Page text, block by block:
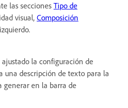
las secciones Tipo de
visual, Composición
.
ajustado la configuración de
una descripción de texto para la
generar en la barra de